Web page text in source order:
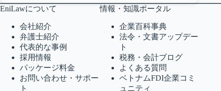
EniLawについて
会社紹介
弁護士紹介
代表的な事例
採用情報
パッケージ料金
お問い合わせ・サポー
ト
情報・知識ポータル
企業百科事典
法令・文書アップデー
ト
税務・会計ブログ
よくある質問
ベトナムFDI企業コミ
ュニティ